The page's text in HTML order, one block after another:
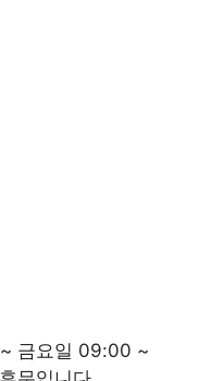
금요일 09:00 ~